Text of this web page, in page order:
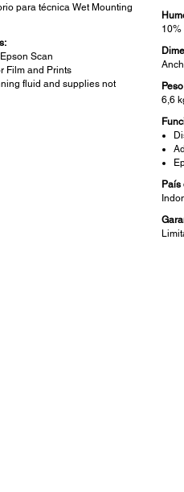
para técnica Wet Mounting
Scan
Film and Prints
fluid and supplies not
10%
6,6
País